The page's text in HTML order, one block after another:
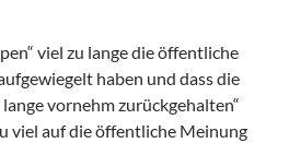
viel zu lange die öffentliche
haben und dass die
vornehm zurückgehalten“
viel auf die öffentliche Meinung